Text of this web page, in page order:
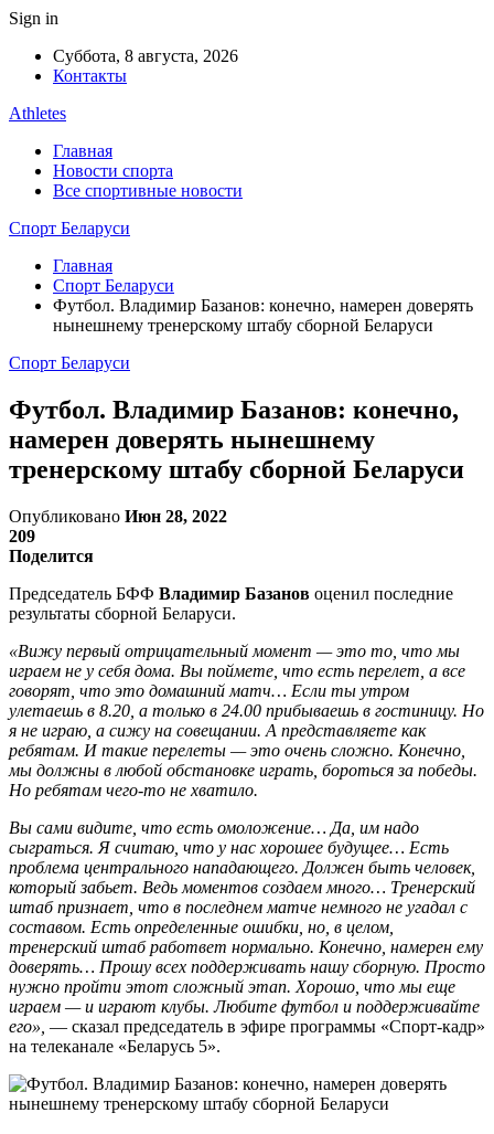
Sign in
Суббота, 8 августа, 2026
Контакты
Athletes
Главная
Новости спорта
Все спортивные новости
Спорт Беларуси
Главная
Спорт Беларуси
Футбол. Владимир Базанов: конечно, намерен доверять
нынешнему тренерскому штабу сборной Беларуси
Спорт Беларуси
Футбол. Владимир Базанов: конечно,
намерен доверять нынешнему
тренерскому штабу сборной Беларуси
Опубликовано Июн 28, 2022
209
Поделится
Председатель БФФ Владимир Базанов оценил последние
результаты сборной Беларуси.
«Вижу первый отрицательный момент — это то, что мы
играем не у себя дома. Вы поймете, что есть перелет, а все
говорят, что это домашний матч… Если ты утром
улетаешь в 8.20, а только в 24.00 прибываешь в гостиницу. Но
я не играю, а сижу на совещании. А представляете как
ребятам. И такие перелеты — это очень сложно. Конечно,
мы должны в любой обстановке играть, бороться за победы.
Но ребятам чего-то не хватило.
Вы сами видите, что есть омоложение… Да, им надо
сыграться. Я считаю, что у нас хорошее будущее… Есть
проблема центрального нападающего. Должен быть человек,
который забьет. Ведь моментов создаем много… Тренерский
штаб признает, что в последнем матче немного не угадал с
составом. Есть определенные ошибки, но, в целом,
тренерский штаб работвет нормально. Конечно, намерен ему
доверять… Прошу всех поддерживать нашу сборную. Просто
нужно пройти этот сложный этап. Хорошо, что мы еще
играем — и играют клубы. Любите футбол и поддерживайте
его», — сказал председатель в эфире программы «Спорт-кадр»
на телеканале «Беларусь 5».